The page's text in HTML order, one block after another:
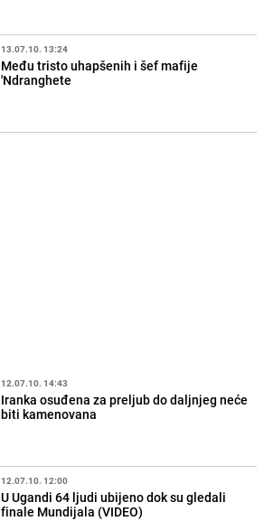
13.07.10. 13:24
Među tristo uhapšenih i šef mafije
'Ndranghete
12.07.10. 14:43
Iranka osuđena za preljub do daljnjeg neće
biti kamenovana
12.07.10. 12:00
U Ugandi 64 ljudi ubijeno dok su gledali
finale Mundijala (VIDEO)